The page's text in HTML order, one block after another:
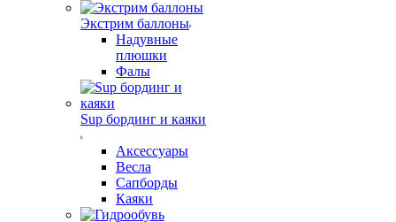
Экстрим баллоны
Надувные
плюшки
Фалы
Sup бординг и каяки
Аксессуары
Весла
Сапборды
Каяки